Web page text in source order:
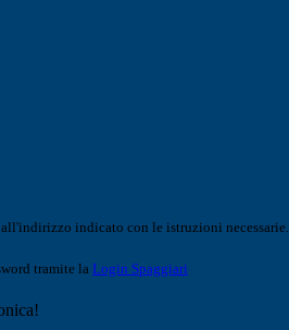
indicato con le istruzioni necessarie.
tramite la Login Spaggiari